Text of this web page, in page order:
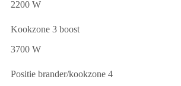
2200 W
Kookzone 3 boost
3700 W
Positie brander/kookzone 4